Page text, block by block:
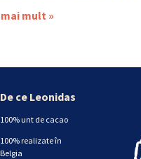
mult »
De ce Leonidas
100% unt de cacao
100% realizate în
Belgia